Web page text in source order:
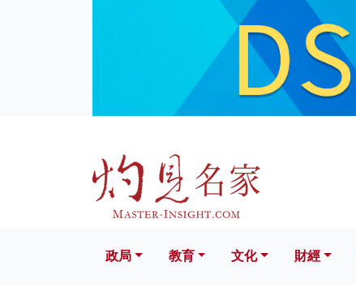
文化 財經 生活
政局 教育 文化 財經